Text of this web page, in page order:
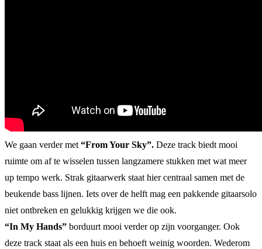
We gaan verder met “From Your Sky”. Deze track biedt mooi
ruimte om af te wisselen tussen langzamere stukken met wat meer
up tempo werk. Strak gitaarwerk staat hier centraal samen met de
beukende bass lijnen. Iets over de helft mag een pakkende gitaarsolo
niet ontbreken en gelukkig krijgen we die ook.
“In My Hands” borduurt mooi verder op zijn voorganger. Ook
deze track staat als een huis en behoeft weinig woorden. Wederom